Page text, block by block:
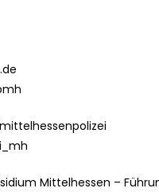
Mittelhessen –